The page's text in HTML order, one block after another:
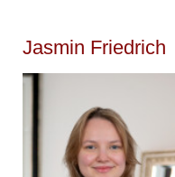
Jasmin Friedrich